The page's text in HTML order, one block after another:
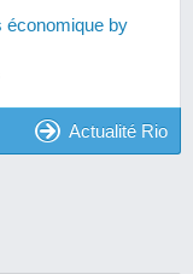
économique by
Actualité Rio